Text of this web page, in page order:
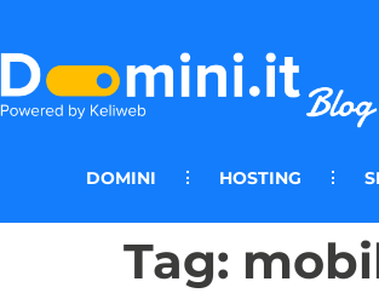
DOMINI HOSTING
Tag: